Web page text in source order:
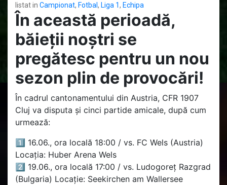
listat in Campionat, Fotbal , Liga 1, Echipa
În această perioadă,
băieții noștri se
pregătesc pentru un nou
sezon plin de provocări!
În cadrul cantonamentului din Austria, CFR 1907
Cluj va disputa și cinci partide amicale, după cum
urmează:
1️⃣ 16.06., ora locală 18:00 / vs. FC Wels (Austria)
Locația: Huber Arena Wels
2️⃣ 19.06., ora locală 17:00 / vs. Ludogoreț Razgrad
(Bulgaria) Locație: Seekirchen am Wallersee